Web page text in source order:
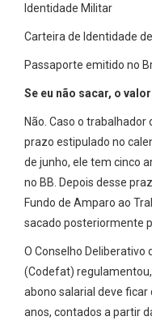
Identidade Militar
Carteira de Identidade
Passaporte emitido no
Se eu não sacar, o
Não. Caso o trabalhador
prazo estipulado no
de junho, ele tem cinco
no BB. Depois desse
Fundo de Amparo ao
sacado posteriormente
O Conselho Deliberativo
(Codefat)
abono salarial deve ficar
anos, contados a partir